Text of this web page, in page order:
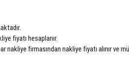
fiyatı hesaplanır.
firmasından nakliye fiyatı alınır ve